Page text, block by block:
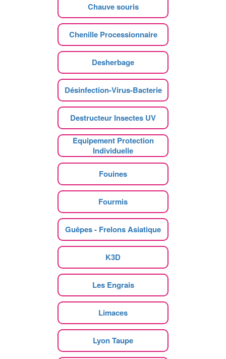
Chauve souris
Chenille Processionnaire
Desherbage
Désinfection-Virus-Bacterie
Destructeur Insectes UV
Equipement Protection
Individuelle
Fouines
Fourmis
Guêpes - Frelons Asiatique
K3D
Les Engrais
Limaces
Lyon Taupe